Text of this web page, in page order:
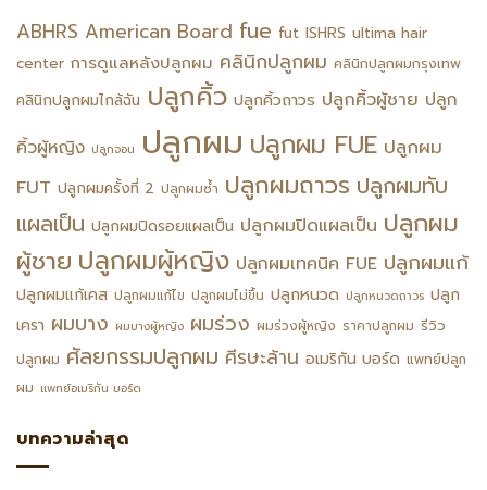
ABHRS American Board fue fut ISHRS ultima hair
center การดูแลหลังปลูกผม คลินิกปลูกผม คลินิกปลูกผมกรุงเทพ
คลินิกปลูกผมไกล้ฉัน ปลูกคิ้ว ปลูกคิ้วถาวร ปลูกคิ้วผู้ชาย ปลูก
คิ้วผู้หญิง ปลูกจอน ปลูกผม ปลูกผม FUE ปลูกผม
FUT ปลูกผมครั้งที่ 2 ปลูกผมซ้ำ ปลูกผมถาวร ปลูกผมทับ
แผลเป็น ปลูกผมปิดรอยแผลเป็น ปลูกผมปิดแผลเป็น ปลูกผม
ผู้ชาย ปลูกผมผู้หญิง ปลูกผมเทคนิค FUE ปลูกผมแก้
ปลูกผมแก้เคส ปลูกผมแก้ไข ปลูกผมไม่ขึ้น ปลูกหนวด ปลูกหนวดถาวร ปลูก
เครา ผมบาง ผมบางผู้หญิง ผมร่วง ผมร่วงผู้หญิง ราคาปลูกผม รีวิว
ปลูกผม ศัลยกรรมปลูกผม ศีรษะล้าน อเมริกัน บอร์ด แพทย์ปลูก
ผม แพทย์อเมริกัน บอร์ด
บทความล่าสุด